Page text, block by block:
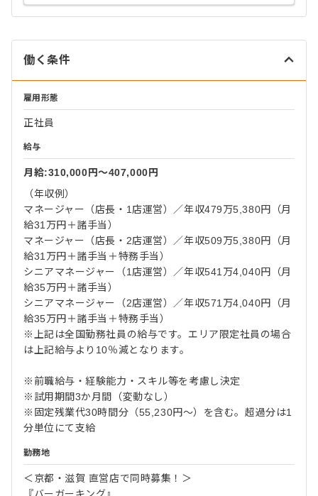
働く条件
雇用形態
正社員
給与
月給:310,000円〜407,000円
（年収例）
マネージャー（店長・1店運営）／年収479万5,380円（月
給31万円＋諸手当）
マネージャー（店長・2店運営）／年収509万5,380円（月
給31万円＋諸手当＋特務手当）
シニアマネージャー（1店運営）／年収541万4,040円（月
給35万円＋諸手当）
シニアマネージャー（2店運営）／年収571万4,040円（月
給35万円＋諸手当＋特務手当）
※上記は全国勤務社員の給与です。エリア限定社員の場合
は上記給与より10％減となります。
※前職給与・経験能力・スキル等を考慮し決定
※試用期間3か月間（変動なし）
※固定残業代30時間分（55,230円～）を含む。超過分は1
分単位にて支給
勤務地
＜京都・滋賀 直営店で同時募集！＞